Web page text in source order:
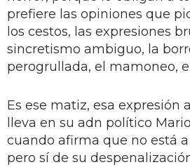
prefiere las opiniones que
los cestos, las expresiones
sincretismo ambiguo, la
perogrullada, el mamoneo,
Es ese matiz, esa expresión
lleva en su adn político
cuando afirma que no está
pero sí de su